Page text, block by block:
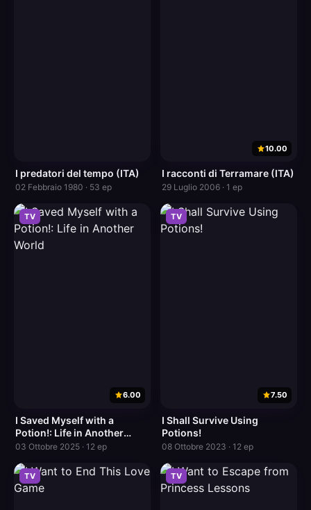
I predatori del tempo (ITA)
02 Febbraio 1980 · 53 ep
10.00
I racconti di Terramare (ITA)
29 Luglio 2006 · 1 ep
TV
6.00
I Saved Myself with a
Potion!: Life in Another
World
03 Ottobre 2025 · 12 ep
TV
7.50
I Shall Survive Using
Potions!
08 Ottobre 2023 · 12 ep
TV TV